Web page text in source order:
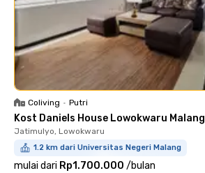
Coliving • Putri
Kost Daniels House Lowokwaru Malang
Jatimulyo, Lowokwaru
1.2 km dari Universitas Negeri Malang
mulai dari Rp1.700.000 /bulan